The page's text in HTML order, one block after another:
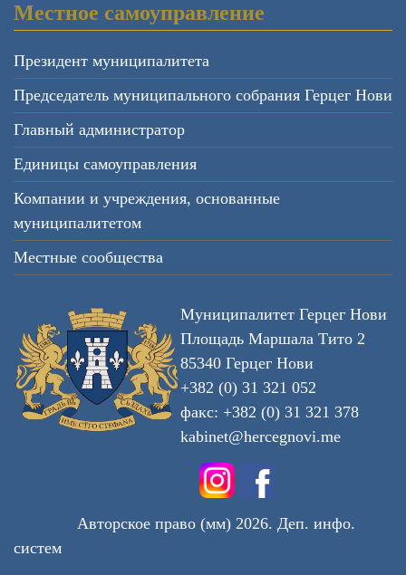
Местное самоуправление
Президент муниципалитета
Председатель муниципального собрания Герцег Нови
Главный администратор
Единицы самоуправления
Компании и учреждения, основанные
муниципалитетом
Местные сообщества
Муниципалитет Герцег Нови
Площадь Маршала Тито 2
85340 Герцег Нови
+382 (0) 31 321 052
факс: +382 (0) 31 321 378
kabinet@hercegnovi.me
Авторское право (мм) 2026. Деп. инфо.
систем